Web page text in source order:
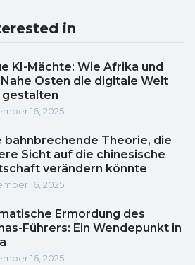
in
KI-Mächte: Wie Afrika und
Osten die digitale Welt
gestalten
16, 2025
bahnbrechende Theorie, die
Sicht auf die chinesische
verändern könnte
16, 2025
Ermordung des
Führers: Ein Wendepunkt in
16, 2025